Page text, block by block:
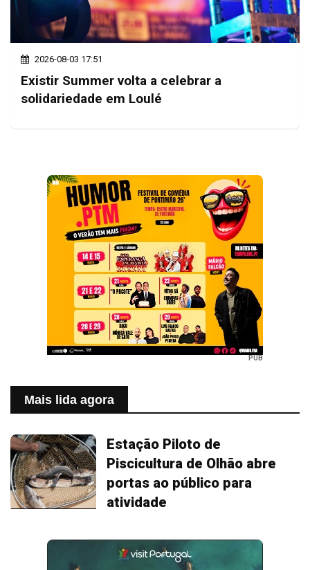
2026-08-03 17:51
Existir Summer volta a celebrar a
solidariedade em Loulé
PUB
Mais lida agora
Estação Piloto de
Piscicultura de Olhão abre
portas ao público para
atividade